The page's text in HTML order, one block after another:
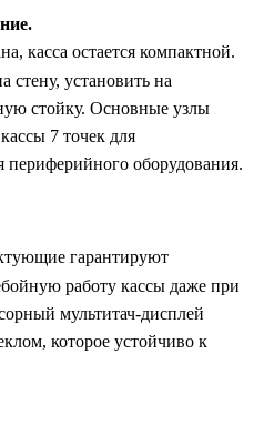
касса остается компактной.
стену, установить на
стойку. Основные узлы
7 точек для
периферийного оборудования.
гарантируют
работу кассы даже при
мультитач-дисплей
которое устойчиво к